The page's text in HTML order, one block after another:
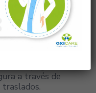
a través
constantemente
a través de
traslados.